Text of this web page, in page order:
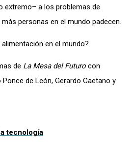
extremo– a los problemas de
personas en el mundo padecen.
en el mundo?
de La Mesa del Futuro con
de León, Gerardo Caetano y
tecnología